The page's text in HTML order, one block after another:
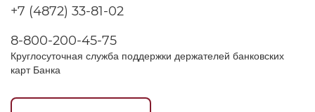
+7 (4872) 33-81-02
8-800-200-45-75
Круглосуточная служба поддержки держателей банковских
карт Банка